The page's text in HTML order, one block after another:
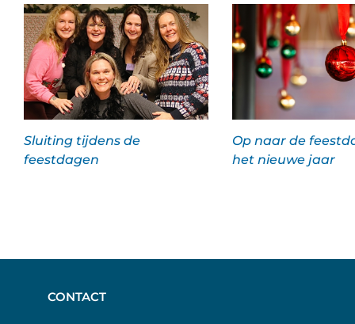
Sluiting tijdens de
feestdagen
Op naar de
het nieuwe jaar
CONTACT